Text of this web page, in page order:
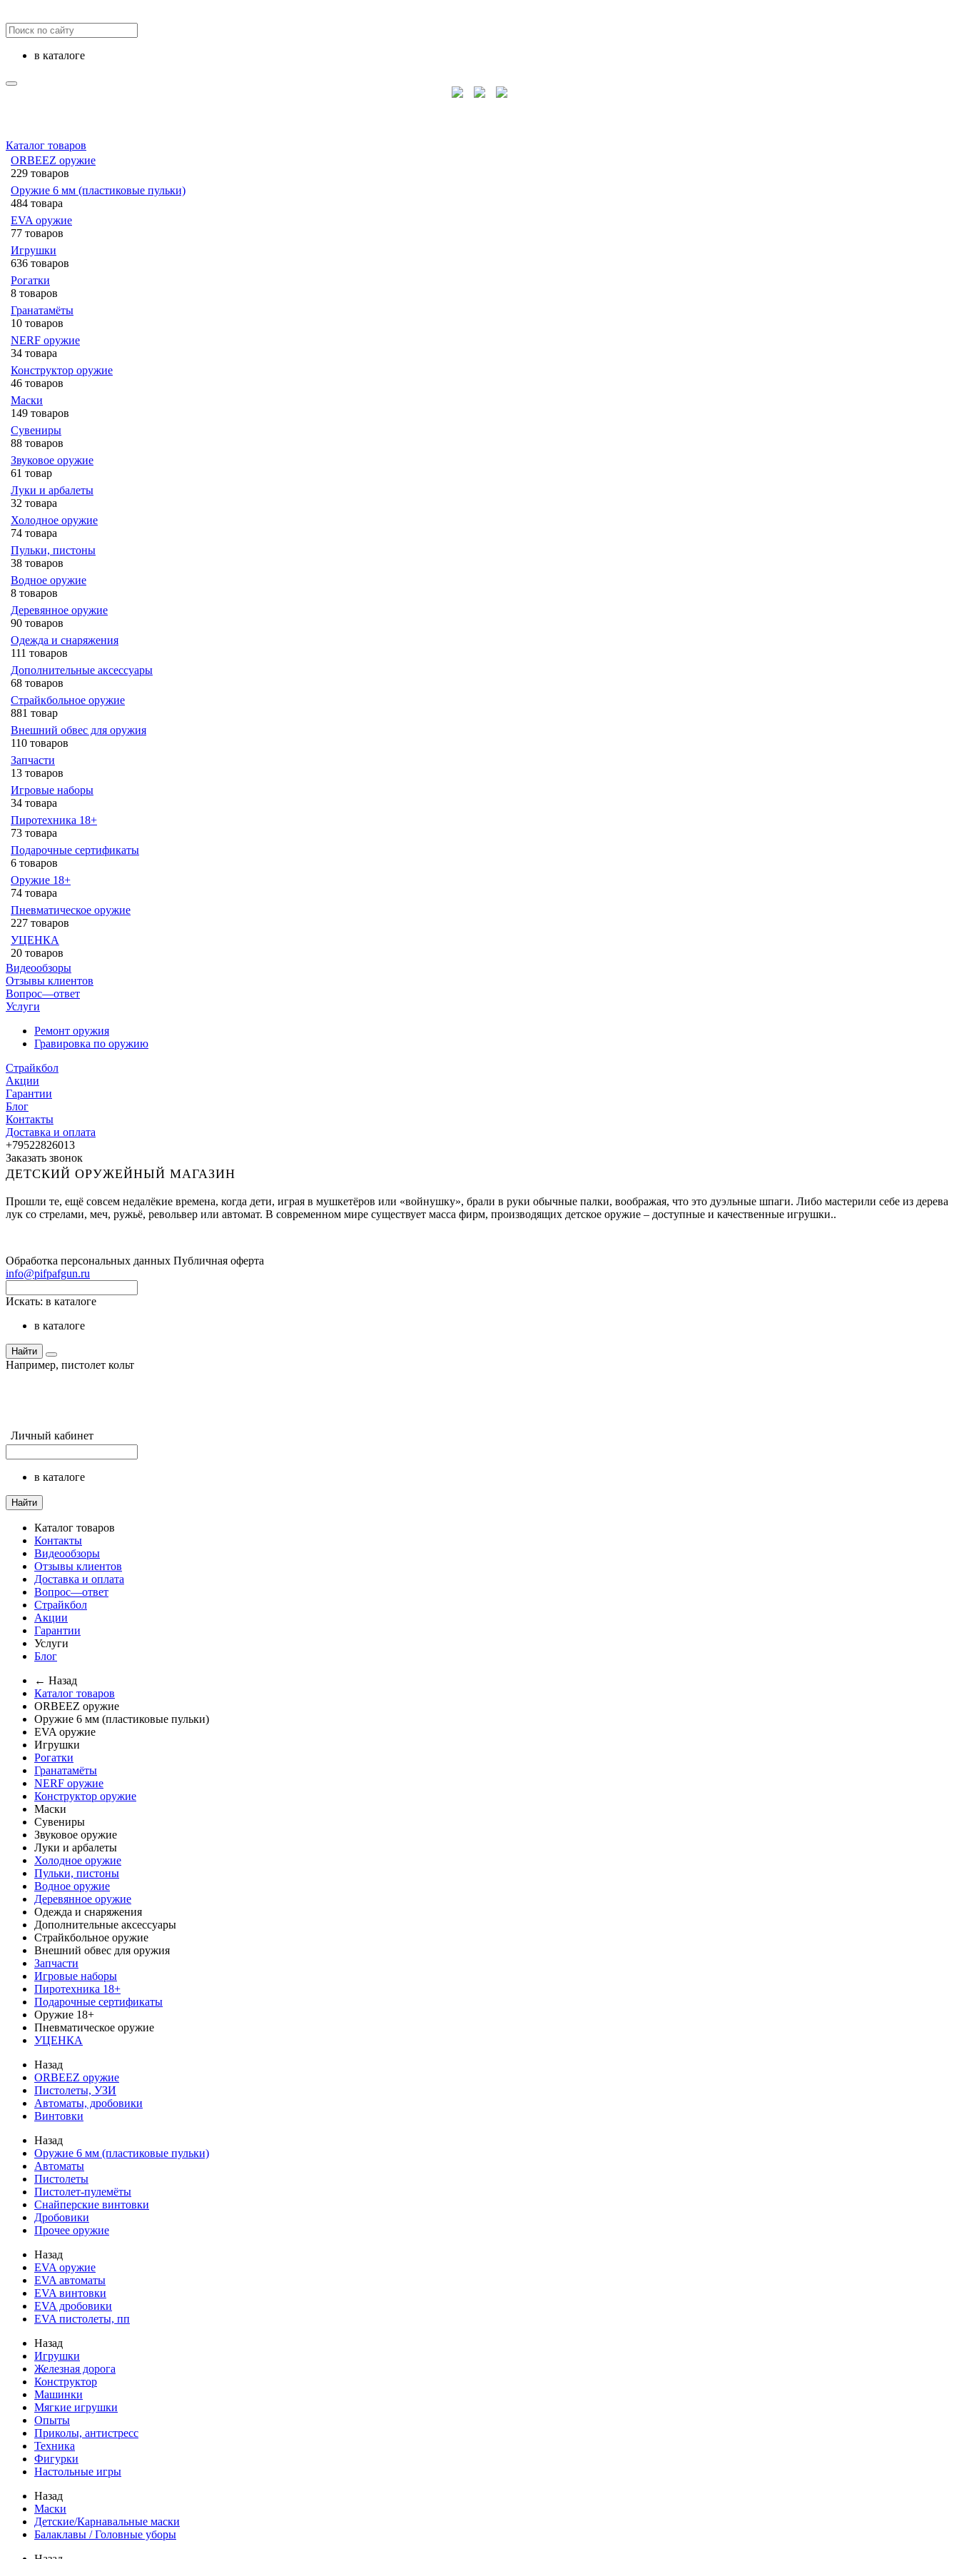
в каталоге
Каталог товаров
ORBEEZ оружие
229 товаров
Оружие 6 мм (пластиковые пульки)
484 товара
EVA оружие
77 товаров
Игрушки
636 товаров
Рогатки
8 товаров
Гранатамёты
10 товаров
NERF оружие
34 товара
Конструктор оружие
46 товаров
Маски
149 товаров
Сувениры
88 товаров
Звуковое оружие
61 товар
Луки и арбалеты
32 товара
Холодное оружие
74 товара
Пульки, пистоны
38 товаров
Водное оружие
8 товаров
Деревянное оружие
90 товаров
Одежда и снаряжения
111 товаров
Дополнительные аксессуары
68 товаров
Страйкбольное оружие
881 товар
Внешний обвес для оружия
110 товаров
Запчасти
13 товаров
Игровые наборы
34 товара
Пиротехника 18+
73 товара
Подарочные сертификаты
6 товаров
Оружие 18+
74 товара
Пневматическое оружие
227 товаров
УЦЕНКА
20 товаров
Видеообзоры
Отзывы клиентов
Вопрос—ответ
Услуги
Ремонт оружия
Гравировка по оружию
Страйкбол
Акции
Гарантии
Блог
Контакты
Доставка и оплата
+79522826013
Заказать звонок
ДЕТСКИЙ ОРУЖЕЙНЫЙ МАГАЗИН
Прошли те, ещё совсем недалёкие времена, когда дети, играя в мушкетёров или «войнушку», брали в руки обычные палки, воображая, что это дуэльные шпаги. Либо мастерили себе из дерева
лук со стрелами, меч, ружьё, револьвер или автомат. В современном мире существует масса фирм, производящих детское оружие – доступные и качественные игрушки..
Обработка персональных данных Публичная оферта
info@pifpafgun.ru
Искать: в каталоге
в каталоге
Найти
Например, пистолет кольт
Личный кабинет
в каталоге
Найти
Каталог товаров
Контакты
Видеообзоры
Отзывы клиентов
Доставка и оплата
Вопрос—ответ
Страйкбол
Акции
Гарантии
Услуги
Блог
← Назад
Каталог товаров
ORBEEZ оружие
Оружие 6 мм (пластиковые пульки)
EVA оружие
Игрушки
Рогатки
Гранатамёты
NERF оружие
Конструктор оружие
Маски
Сувениры
Звуковое оружие
Луки и арбалеты
Холодное оружие
Пульки, пистоны
Водное оружие
Деревянное оружие
Одежда и снаряжения
Дополнительные аксессуары
Страйкбольное оружие
Внешний обвес для оружия
Запчасти
Игровые наборы
Пиротехника 18+
Подарочные сертификаты
Оружие 18+
Пневматическое оружие
УЦЕНКА
Назад
ORBEEZ оружие
Пистолеты, УЗИ
Автоматы, дробовики
Винтовки
Назад
Оружие 6 мм (пластиковые пульки)
Автоматы
Пистолеты
Пистолет-пулемёты
Снайперские винтовки
Дробовики
Прочее оружие
Назад
EVA оружие
EVA автоматы
EVA винтовки
EVA дробовики
EVA пистолеты, пп
Назад
Игрушки
Железная дорога
Конструктор
Машинки
Мягкие игрушки
Опыты
Приколы, антистресс
Техника
Фигурки
Настольные игры
Назад
Маски
Детские/Карнавальные маски
Балаклавы / Головные уборы